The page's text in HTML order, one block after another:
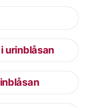
urinblåsan